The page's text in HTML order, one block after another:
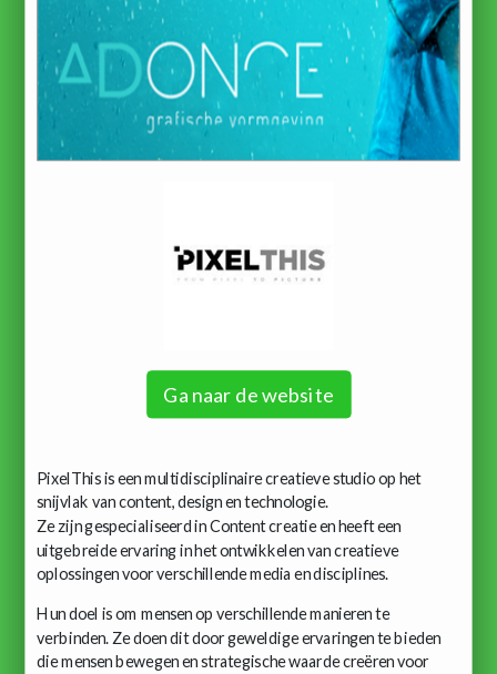
Ga naar de website
PixelThis is een multidisciplinaire creatieve studio op het
snijvlak van content, design en technologie.
Ze zijn gespecialiseerd in Content creatie en heeft een
uitgebreide ervaring in het ontwikkelen van creatieve
oplossingen voor verschillende media en disciplines.
Hun doel is om mensen op verschillende manieren te
verbinden. Ze doen dit door geweldige ervaringen te bieden
die mensen bewegen en strategische waarde creëren voor